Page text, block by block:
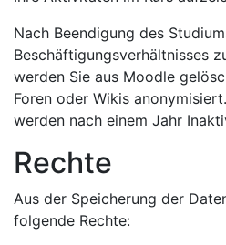
Nach Beendigung des
Beschäftigungsverhältnisses
werden Sie aus Moodle
Foren oder Wikis
werden nach einem Jahr
Rechte
Aus der Speicherung der
folgende Rechte: